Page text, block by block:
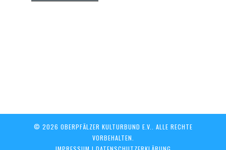
© 2026 OBERPFÄLZER KULTURBUND E.V.. ALLE RECHTE
VORBEHALTEN.